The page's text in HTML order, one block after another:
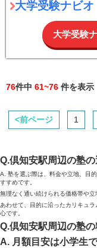
大学受験ナビオ
大学受験
76件中 61~76 件を表示
<前ページ 1
Q.倶知安駅周辺の塾の
A. 塾を選ぶ際は、料金や立地、目
すすめです。
無理なく通い続けられる価格帯や
あわせて、目的に沿ったカリキュ
心です。
Q.倶知安駅周辺の塾
A. 月額目安は小学生